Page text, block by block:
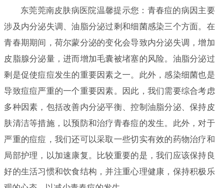
东莞莞南皮肤病医院温馨提示您：青春痘的病因主要
涉及内分泌失调、油脂分泌过剩和细菌感染三个方面。在
青春期期间，荷尔蒙分泌的变化会导致内分泌失调，增加
皮脂腺分泌量，进而增加毛囊被堵塞的风险。油脂分泌过
剩是促使痘痘发生的重要因素之一。此外，感染细菌也是
导致痘痘严重的一个重要因素。因此，我们需要综合考虑
多种因素，包括改善内分泌平衡、控制油脂分泌、保持皮
肤清洁等措施，以预防和治疗青春痘的发生。此外，对于
严重的痘痘，我们还可以采取一些切实有效的药物治疗和
局部护理，以加速康复。比较重要的是，我们应该保持良
好的生活习惯和饮食结构，并注重心理健康，保持积极乐